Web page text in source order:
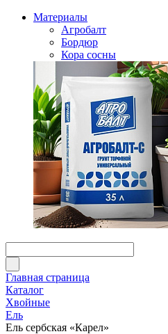
Материалы
Агробалт
Бордюр
Кора сосны
Главная страница
Каталог
Хвойные
Ель
Ель сербская «Карел»